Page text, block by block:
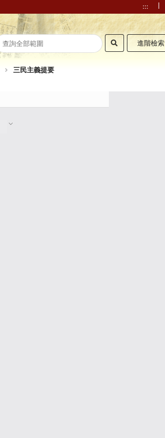
::: |
進階檢索
三民主義提要